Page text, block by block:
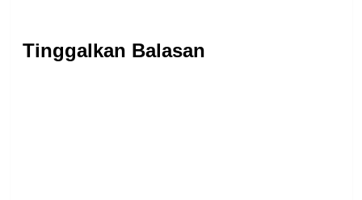
Tinggalkan Balasan